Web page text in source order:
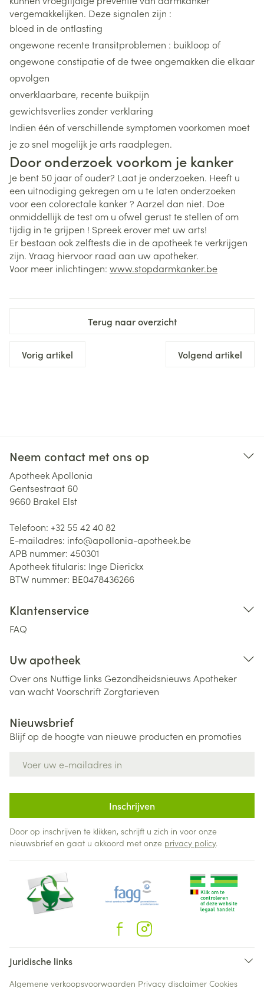
vergemakkelijken. Deze signalen zijn :
bloed in de ontlasting
ongewone recente transitproblemen : buikloop of
ongewone constipatie of de twee ongemakken die elkaar
opvolgen
onverklaarbare, recente buikpijn
gewichtsverlies zonder verklaring
Indien één of verschillende symptomen voorkomen moet
je zo snel mogelijk je arts raadplegen.
Door onderzoek voorkom je kanker
Je bent 50 jaar of ouder? Laat je onderzoeken. Heeft u
een uitnodiging gekregen om u te laten onderzoeken
voor een colorectale kanker ? Aarzel dan niet. Doe
onmiddellijk de test om u ofwel gerust te stellen of om
tijdig in te grijpen ! Spreek erover met uw arts!
Er bestaan ook zelftests die in de apotheek te verkrijgen
zijn. Vraag hiervoor raad aan uw apotheker.
Voor meer inlichtingen: www.stopdarmkanker.be
Terug naar overzicht
Vorig artikel Volgend artikel
Neem contact met ons op
Apotheek Apollonia
Gentsestraat 60
9660 Brakel Elst
Telefoon: +32 55 42 40 82
E-mailadres: info@apollonia-apotheek.be
APB nummer: 450301
Apotheek titularis: Inge Dierickx
BTW nummer: BE0478436266
Klantenservice
FAQ
Uw apotheek
Over ons Nuttige links Gezondheidsnieuws Apotheker
van wachtVoorschriftZorgtarieven
Nieuwsbrief
Blijf op de hoogte van nieuwe producten en promoties
Inschrijven
Door op inschrijven te klikken, schrijft u zich in voor onze
nieuwsbrief en gaat u akkoord met onze privacy policy.
Juridische links
Algemene verkoopsvoorwaarden Privacy disclaimer Cookies